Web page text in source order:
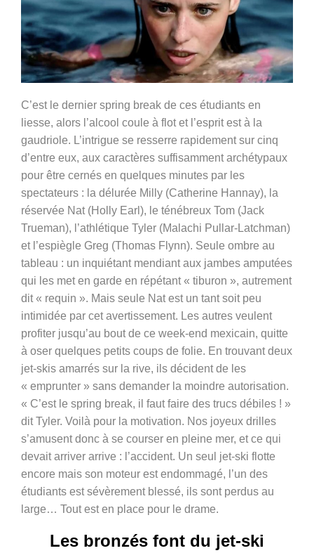
C’est le dernier spring break de ces étudiants en
liesse, alors l’alcool coule à flot et l’esprit est à la
gaudriole. L’intrigue se resserre rapidement sur cinq
d’entre eux, aux caractères suffisamment archétypaux
pour être cernés en quelques minutes par les
spectateurs : la délurée Milly (Catherine Hannay), la
réservée Nat (Holly Earl), le ténébreux Tom (Jack
Trueman), l’athlétique Tyler (Malachi Pullar-Latchman)
et l’espiègle Greg (Thomas Flynn). Seule ombre au
tableau : un inquiétant mendiant aux jambes amputées
qui les met en garde en répétant « tiburon », autrement
dit « requin ». Mais seule Nat est un tant soit peu
intimidée par cet avertissement. Les autres veulent
profiter jusqu’au bout de ce week-end mexicain, quitte
à oser quelques petits coups de folie. En trouvant deux
jet-skis amarrés sur la rive, ils décident de les
« emprunter » sans demander la moindre autorisation.
« C’est le spring break, il faut faire des trucs débiles ! »
dit Tyler. Voilà pour la motivation. Nos joyeux drilles
s’amusent donc à se courser en pleine mer, et ce qui
devait arriver arrive : l’accident. Un seul jet-ski flotte
encore mais son moteur est endommagé, l’un des
étudiants est sévèrement blessé, ils sont perdus au
large… Tout est en place pour le drame.
Les bronzés font du jet-ski